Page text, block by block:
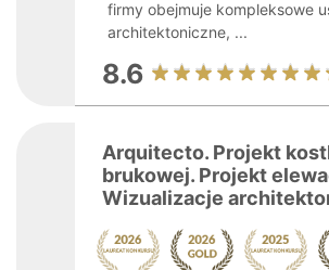
firmy obejmuje kompleksowe
architektoniczne, ...
8.6
Arquitecto. Projekt
brukowej. Projekt
Wizualizacje